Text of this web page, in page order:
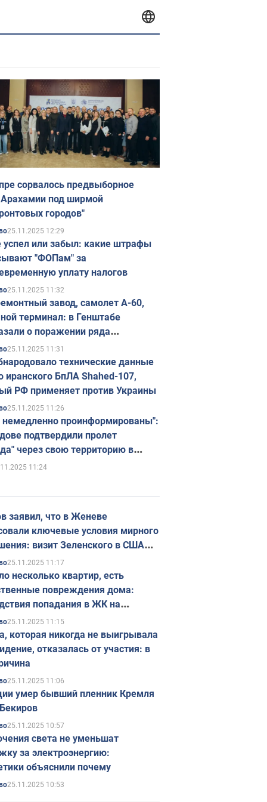
сорвалось предвыборное
Арахамии под ширмой
городов"
25.11.2025 12:29
успел или забыл: какие штрафы
"ФОПам" за
уплату налогов
25.11.2025 11:32
завод, самолет А-60,
терминал: в Генштабе
о поражении ряда
объектов России
25.11.2025 11:31
технические данные
иранского БпЛА Shahed-107,
РФ применяет против Украины
25.11.2025 11:26
проинформированы":
подтвердили пролет
через свою территорию в
11:24
заявил, что в Женеве
ключевые условия мирного
визит Зеленского в США
в ноябре
25.11.2025 11:17
несколько квартир, есть
повреждения дома:
попадания в ЖК на
в Киеве. Фото
25.11.2025 11:15
которая никогда не выигрывала
отказалась от участия: в
25.11.2025 11:06
умер бывший пленник Кремля
25.11.2025 10:57
света не уменьшат
за электроэнергию:
объяснили почему
25.11.2025 10:53